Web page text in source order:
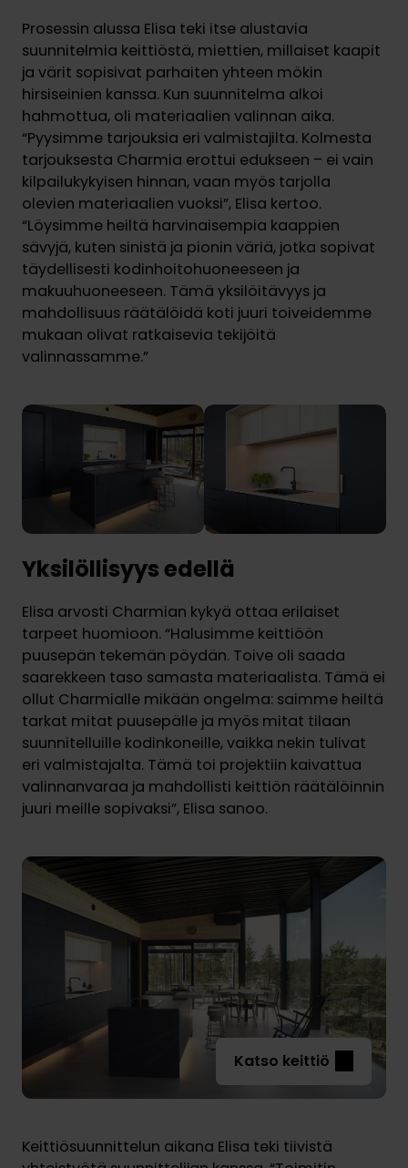
Prosessin alussa Elisa teki itse alustavia
suunnitelmia keittiöstä, miettien, millaiset kaapit
ja värit sopisivat parhaiten yhteen mökin
hirsiseinien kanssa. Kun suunnitelma alkoi
hahmottua, oli materiaalien valinnan aika.
“Pyysimme tarjouksia eri valmistajilta. Kolmesta
tarjouksesta Charmia erottui edukseen – ei vain
kilpailukykyisen hinnan, vaan myös tarjolla
olevien materiaalien vuoksi”, Elisa kertoo.
“Löysimme heiltä harvinaisempia kaappien
sävyjä, kuten sinistä ja pionin väriä, jotka sopivat
täydellisesti kodinhoitohuoneeseen ja
makuuhuoneeseen. Tämä yksilöitävyys ja
mahdollisuus räätälöidä koti juuri toiveidemme
mukaan olivat ratkaisevia tekijöitä
valinnassamme.”
Yksilöllisyys edellä
Elisa arvosti Charmian kykyä ottaa erilaiset
tarpeet huomioon. “Halusimme keittiöön
puusepän tekemän pöydän. Toive oli saada
saarekkeen taso samasta materiaalista. Tämä ei
ollut Charmialle mikään ongelma: saimme heiltä
tarkat mitat puusepälle ja myös mitat tilaan
suunnitelluille kodinkoneille, vaikka nekin tulivat
eri valmistajalta. Tämä toi projektiin kaivattua
valinnanvaraa ja mahdollisti keittiön räätälöinnin
juuri meille sopivaksi”, Elisa sanoo.
Katso keittiö
Keittiösuunnittelun aikana Elisa teki tiivistä